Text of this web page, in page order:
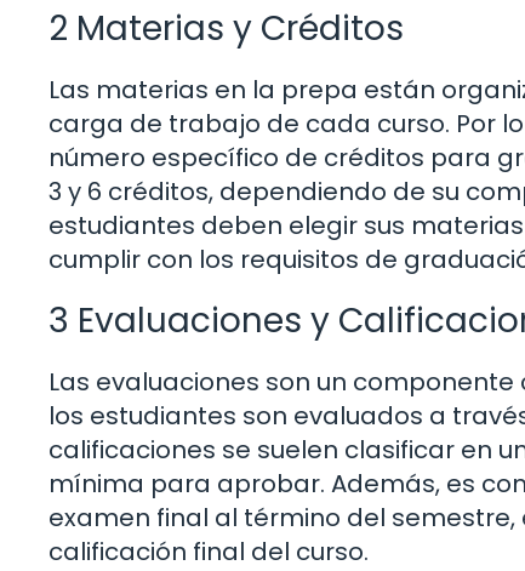
2 Materias y Créditos
Las materias en la prepa están
carga de trabajo de cada curso. Por
número específico de créditos para
3 y 6 créditos, dependiendo de su
estudiantes deben elegir sus
cumplir con los requisitos de
3 Evaluaciones y
Las evaluaciones son un
los estudiantes son evaluados a
calificaciones se suelen clasificar en
mínima para aprobar. Además, es
examen final al término del
calificación final del curso.